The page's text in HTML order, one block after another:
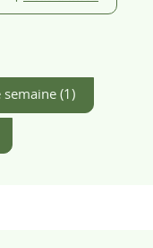
9Km2
superficie